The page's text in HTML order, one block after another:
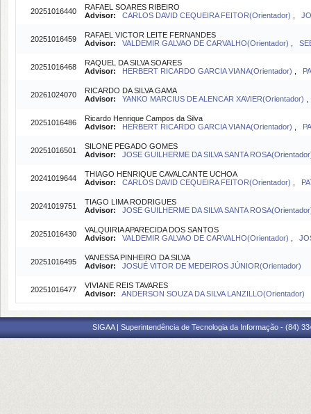
20251016440
RAFAEL SOARES RIBEIRO
Advisor:
CARLOS DAVID CEQUEIRA FEITOR(Orientador)
20251016459
RAFAEL VICTOR LEITE FERNANDES
Advisor:
VALDEMIR GALVAO DE CARVALHO(Orientador)
20251016468
RAQUEL DA SILVA SOARES
Advisor:
HERBERT RICARDO GARCIA VIANA(Orientador)
20261024070
RICARDO DA SILVA GAMA
Advisor:
YANKO MARCIUS DE ALENCAR XAVIER(Orientador)
20251016486
Ricardo Henrique Campos da Silva
Advisor:
HERBERT RICARDO GARCIA VIANA(Orientador)
20251016501
SILONE PEGADO GOMES
Advisor:
JOSE GUILHERME DA SILVA SANTA
20241019644
THIAGO HENRIQUE CAVALCANTE UCHOA
Advisor:
CARLOS DAVID CEQUEIRA FEITOR(Orientador)
20241019751
TIAGO LIMA RODRIGUES
Advisor:
JOSE GUILHERME DA SILVA SANTA
20251016430
VALQUIRIA APARECIDA DOS SANTOS
Advisor:
VALDEMIR GALVAO DE CARVALHO(Orientador)
20251016495
VANESSA PINHEIRO DA SILVA
Advisor:
JOSUÉ VITOR DE MEDEIROS JÚNIOR(Orientador)
20251016477
VIVIANE REIS TAVARES
Advisor:
ANDERSON SOUZA DA SILVA LANZILLO(Orientador)
SIGAA | Superintendência de Tecnologia da Informação - (84)